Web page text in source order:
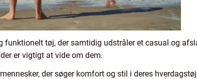
funktionelt tøj, der samtidig udstråler et casual og
er vigtigt at vide om dem.
der søger komfort og stil i deres